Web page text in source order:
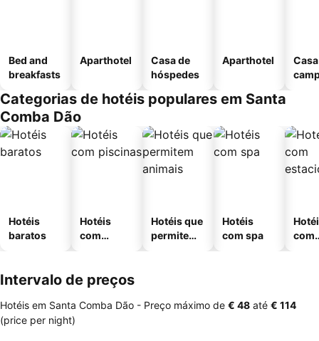
Bed and
breakfasts
Aparthotel
Casa de
hóspedes
Aparthotel
Categorias de hotéis populares em Santa
Comba Dão
Hotéis
baratos
Hotéis
com
Hotéis que
permitem
Hotéis
com spa
com
Intervalo de preços
Hotéis em Santa Comba Dão - Preço máximo de ‎€ 48 até ‎€ 114
(price per night)